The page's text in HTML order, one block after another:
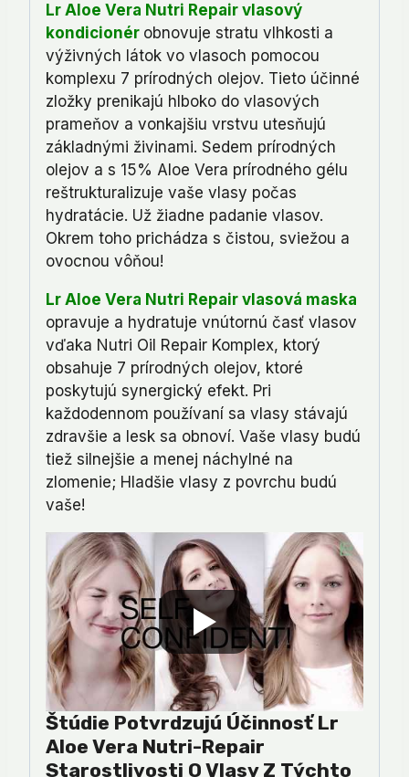
Lr Aloe Vera Nutri Repair vlasový
kondicionér obnovuje stratu vlhkosti a
výživných látok vo vlasoch pomocou
komplexu 7 prírodných olejov. Tieto účinné
zložky prenikajú hlboko do vlasových
prameňov a vonkajšiu vrstvu utesňujú
základnými živinami. Sedem prírodných
olejov a s 15% Aloe Vera prírodného gélu
reštrukturalizuje vaše vlasy počas
hydratácie. Už žiadne padanie vlasov.
Okrem toho prichádza s čistou, sviežou a
ovocnou vôňou!
Lr Aloe Vera Nutri Repair vlasová maska
opravuje a hydratuje vnútornú časť vlasov
vďaka Nutri Oil Repair Komplex, ktorý
obsahuje 7 prírodných olejov, ktoré
poskytujú synergický efekt. Pri
každodennom používaní sa vlasy stávajú
zdravšie a lesk sa obnoví. Vaše vlasy budú
tiež silnejšie a menej náchylné na
zlomenie; Hladšie vlasy z povrchu budú
vaše!
Štúdie Potvrdzujú Účinnosť Lr
Aloe Vera Nutri-Repair
Starostlivosti O Vlasy Z Týchto